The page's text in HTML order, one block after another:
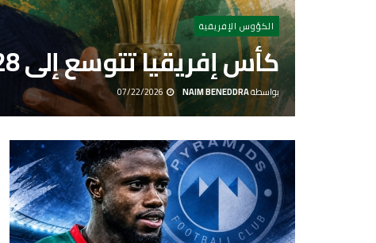
الكؤوس الإفريقية
كأس إفريقيا تتوسع إلى 28 منتخبا بداية من 2027
بواسطةNAIM BENEDDRA